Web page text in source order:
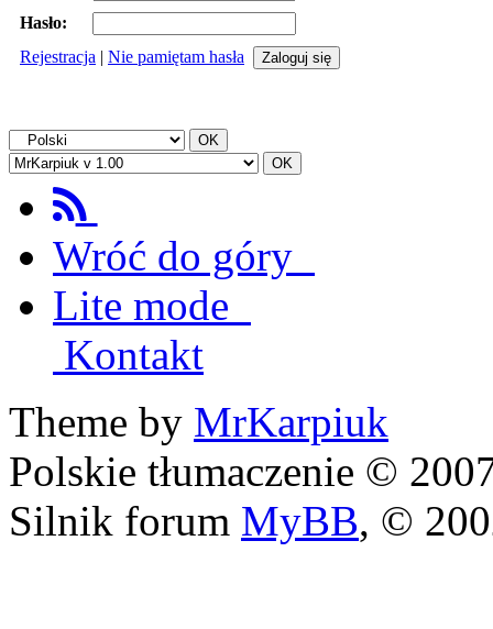
Hasło:
Rejestracja | Nie pamiętam hasła
Wróć do góry
Lite mode
Kontakt
Theme by MrKarpiuk
Polskie tłumaczenie ©
Silnik forum MyBB, ©